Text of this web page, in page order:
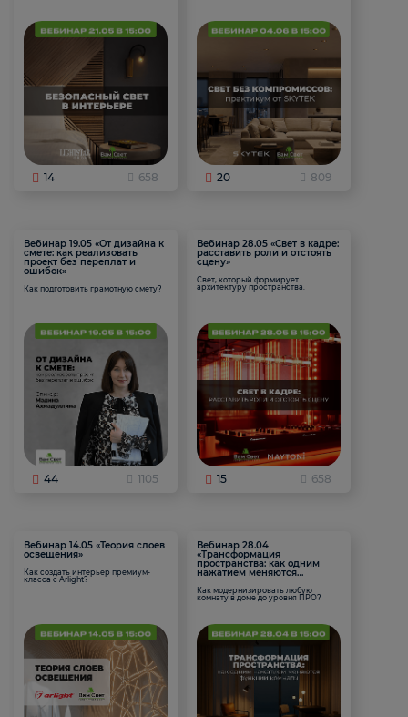
14 658 20 809
Вебинар 19.05 «От дизайна к
смете: как реализовать
проект без переплат и
ошибок»
Как подготовить грамотную смету?
44 1105
Вебинар 28.05 «Свет в кадре:
расставить роли и отстоять
сцену»
Свет, который формирует
архитектуру пространства.
15 658
Вебинар 14.05 «Теория слоев
освещения»
Как создать интерьер премиум-
класса с Arlight?
Вебинар 28.04
«Трансформация
пространства: как одним
нажатием меняются
Как модернизировать любую
комнату в доме до уровня ПРО?